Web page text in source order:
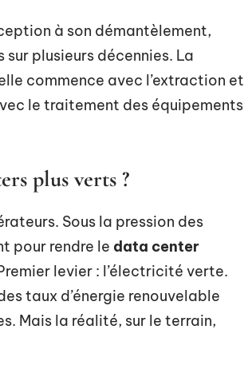
à son démantèlement,
sur plusieurs décennies. La
commence avec l’extraction et
le traitement des équipements
plus verts ?
Sous la pression des
pour rendre le data center
levier : l’électricité verte.
taux d’énergie renouvelable
Mais la réalité, sur le terrain,